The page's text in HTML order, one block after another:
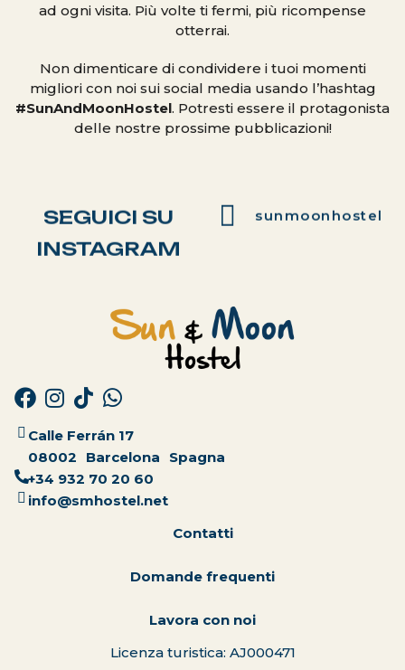
ad ogni visita. Più volte ti fermi, più ricompense
otterrai.
Non dimenticare di condividere i tuoi momenti
migliori con noi sui social media usando l’hashtag
#SunAndMoonHostel. Potresti essere il protagonista
delle nostre prossime pubblicazioni!
SEGUICI SU
INSTAGRAM
sunmoonhostel
Calle Ferrán 17
08002
Barcelona
Spagna
+34 932 70 20 60
info@smhostel.net
Contatti
Domande frequenti
Lavora con noi
Licenza turistica: AJ000471